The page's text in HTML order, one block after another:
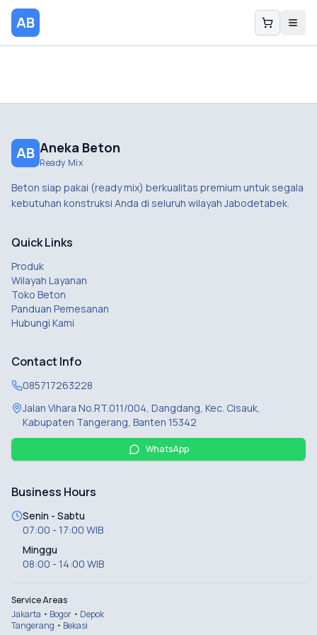
AB
AB Aneka Beton
Ready Mix
Beton siap pakai (ready mix) berkualitas premium untuk segala
kebutuhan konstruksi Anda di seluruh wilayah Jabodetabek.
Quick Links
Produk
Wilayah Layanan
Toko Beton
Panduan Pemesanan
Hubungi Kami
Contact Info
085717263228
Jalan Vihara No.RT.011/004, Dangdang, Kec. Cisauk,
Kabupaten Tangerang, Banten 15342
WhatsApp
Business Hours
Senin - Sabtu
07:00 - 17:00 WIB
Minggu
08:00 - 14:00 WIB
Service Areas
Jakarta • Bogor • Depok
Tangerang • Bekasi